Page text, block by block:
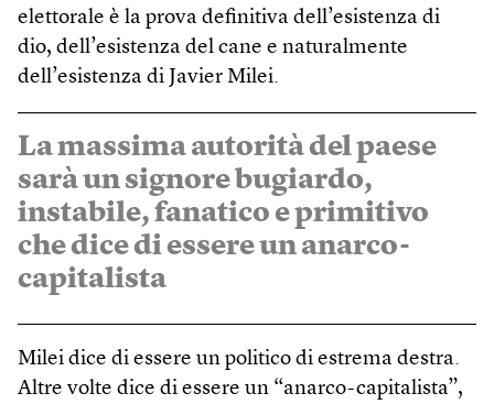
elettorale è la prova definitiva dell’esistenza di
dio, dell’esistenza del cane e naturalmente
dell’esistenza di Javier Milei.
La massima autorità del paese
sarà un signore bugiardo,
instabile, fanatico e primitivo
che dice di essere un anarco-
capitalista
Milei dice di essere un politico di estrema destra.
Altre volte dice di essere un “anarco-capitalista”,